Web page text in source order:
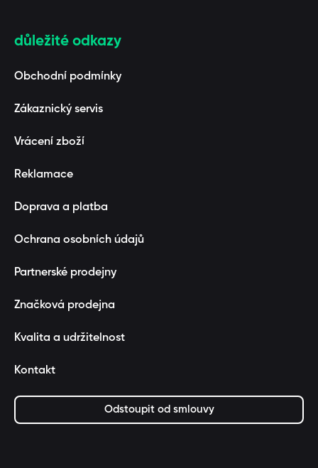
důležité odkazy
Obchodní podmínky
Zákaznický servis
Vrácení zboží
Reklamace
Doprava a platba
Ochrana osobních údajů
Partnerské prodejny
Značková prodejna
Kvalita a udržitelnost
Kontakt
Odstoupit od smlouvy